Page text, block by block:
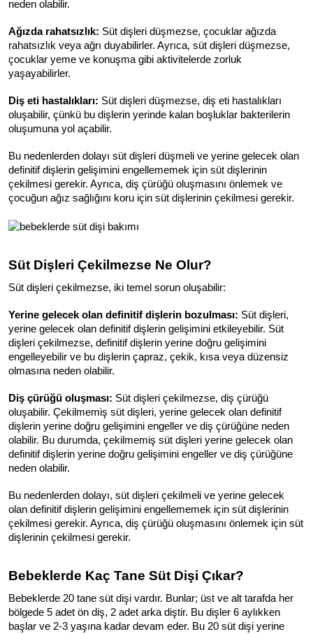
neden olabilir.
Ağızda rahatsızlık: Süt dişleri düşmezse, çocuklar ağızda
rahatsızlık veya ağrı duyabilirler. Ayrıca, süt dişleri düşmezse,
çocuklar yeme ve konuşma gibi aktivitelerde zorluk
yaşayabilirler.
Diş eti hastalıkları: Süt dişleri düşmezse, diş eti hastalıkları
oluşabilir, çünkü bu dişlerin yerinde kalan boşluklar bakterilerin
oluşumuna yol açabilir.
Bu nedenlerden dolayı süt dişleri düşmeli ve yerine gelecek olan
definitif dişlerin gelişimini engellememek için süt dişlerinin
çekilmesi gerekir. Ayrıca, diş çürüğü oluşmasını önlemek ve
çocuğun ağız sağlığını koru için süt dişlerinin çekilmesi gerekir.
Süt Dişleri Çekilmezse Ne Olur?
Süt dişleri çekilmezse, iki temel sorun oluşabilir:
Yerine gelecek olan definitif dişlerin bozulması: Süt dişleri,
yerine gelecek olan definitif dişlerin gelişimini etkileyebilir. Süt
dişleri çekilmezse, definitif dişlerin yerine doğru gelişimini
engelleyebilir ve bu dişlerin çapraz, çekik, kısa veya düzensiz
olmasına neden olabilir.
Diş çürüğü oluşması: Süt dişleri çekilmezse, diş çürüğü
oluşabilir. Çekilmemiş süt dişleri, yerine gelecek olan definitif
dişlerin yerine doğru gelişimini engeller ve diş çürüğüne neden
olabilir. Bu durumda, çekilmemiş süt dişleri yerine gelecek olan
definitif dişlerin yerine doğru gelişimini engeller ve diş çürüğüne
neden olabilir.
Bu nedenlerden dolayı, süt dişleri çekilmeli ve yerine gelecek
olan definitif dişlerin gelişimini engellememek için süt dişlerinin
çekilmesi gerekir. Ayrıca, diş çürüğü oluşmasını önlemek için süt
dişlerinin çekilmesi gerekir.
Bebeklerde Kaç Tane Süt Dişi Çıkar?
Bebeklerde 20 tane süt dişi vardır. Bunlar; üst ve alt tarafda her
bölgede 5 adet ön diş, 2 adet arka diştir. Bu dişler 6 aylıkken
başlar ve 2-3 yaşına kadar devam eder. Bu 20 süt dişi yerine